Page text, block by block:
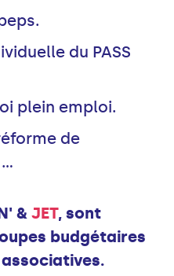
du PASS
plein emploi.
de
& JET, sont
budgétaires